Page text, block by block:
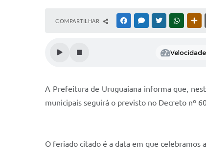
COMPARTILHAR FACEBOOKMESSENGER
TWITTER
A Prefeitura de Uruguaiana informa que,
municipais seguirá o previsto no Decreto nº
O feriado citado é a data em que celebramos